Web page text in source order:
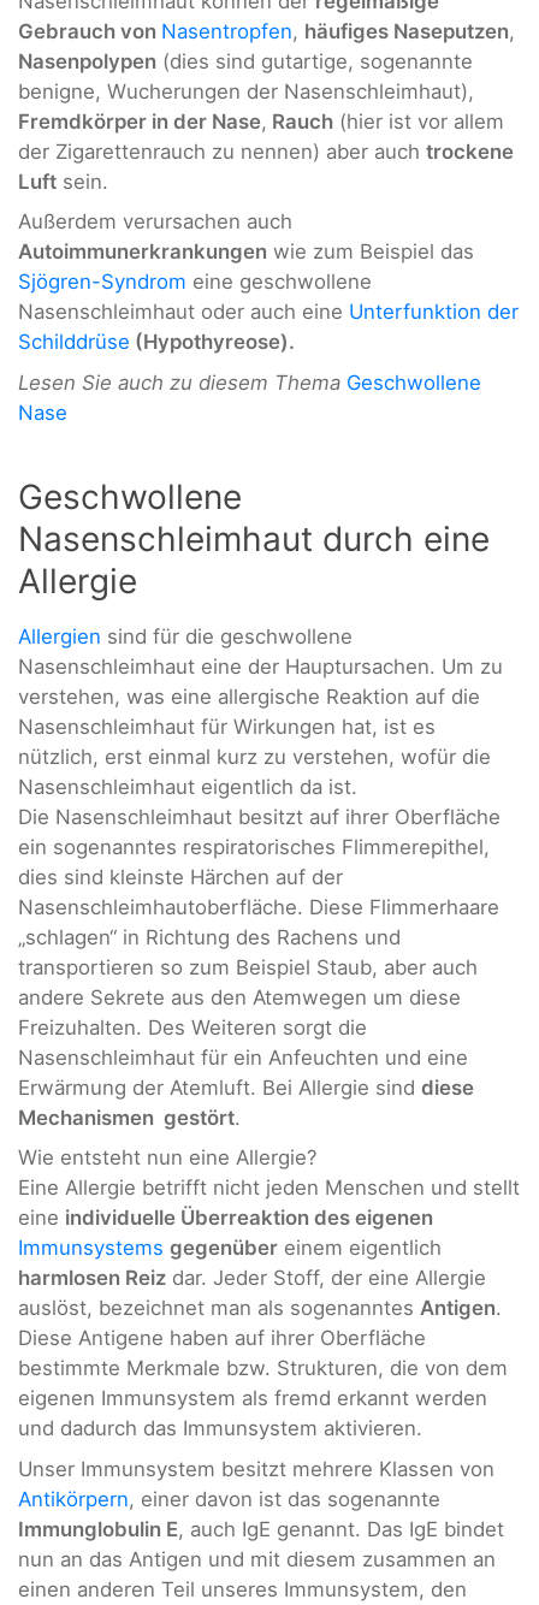
Gebrauch von Nasentropfen, häufiges Naseputzen,
Nasenpolypen (dies sind gutartige, sogenannte
benigne, Wucherungen der Nasenschleimhaut),
Fremdkörper in der Nase, Rauch (hier ist vor allem
der Zigarettenrauch zu nennen) aber auch trockene
Luft sein.
Außerdem verursachen auch
Autoimmunerkrankungen wie zum Beispiel das
Sjögren-Syndrom eine geschwollene
Nasenschleimhaut oder auch eine Unterfunktion der
Schilddrüse (Hypothyreose).
Lesen Sie auch zu diesem Thema Geschwollene
Nase
Geschwollene
Nasenschleimhaut durch eine
Allergie
Allergien sind für die geschwollene
Nasenschleimhaut eine der Hauptursachen. Um zu
verstehen, was eine allergische Reaktion auf die
Nasenschleimhaut für Wirkungen hat, ist es
nützlich, erst einmal kurz zu verstehen, wofür die
Nasenschleimhaut eigentlich da ist.
Die Nasenschleimhaut besitzt auf ihrer Oberfläche
ein sogenanntes respiratorisches Flimmerepithel,
dies sind kleinste Härchen auf der
Nasenschleimhautoberfläche. Diese Flimmerhaare
„schlagen“ in Richtung des Rachens und
transportieren so zum Beispiel Staub, aber auch
andere Sekrete aus den Atemwegen um diese
Freizuhalten. Des Weiteren sorgt die
Nasenschleimhaut für ein Anfeuchten und eine
Erwärmung der Atemluft. Bei Allergie sind diese
Mechanismen gestört.
Wie entsteht nun eine Allergie?
Eine Allergie betrifft nicht jeden Menschen und stellt
eine individuelle Überreaktion des eigenen
Immunsystems gegenüber einem eigentlich
harmlosen Reiz dar. Jeder Stoff, der eine Allergie
auslöst, bezeichnet man als sogenanntes Antigen.
Diese Antigene haben auf ihrer Oberfläche
bestimmte Merkmale bzw. Strukturen, die von dem
eigenen Immunsystem als fremd erkannt werden
und dadurch das Immunsystem aktivieren.
Unser Immunsystem besitzt mehrere Klassen von
Antikörpern, einer davon ist das sogenannte
Immunglobulin E, auch IgE genannt. Das IgE bindet
nun an das Antigen und mit diesem zusammen an
einen anderen Teil unseres Immunsystem, den